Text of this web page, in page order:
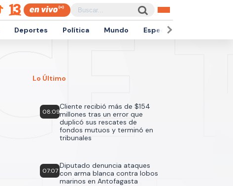
Deportes Política Mundo Espectáculos
Lo Último
08:09
Cliente recibió más de $154
millones tras un error que
duplicó sus rescates de
fondos mutuos y terminó en
tribunales
07:07
Diputado denuncia ataques
con arma blanca contra lobos
marinos en Antofagasta